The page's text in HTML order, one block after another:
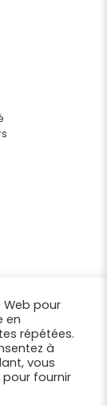
Web pour
en
répétées.
à
vous
pour fournir